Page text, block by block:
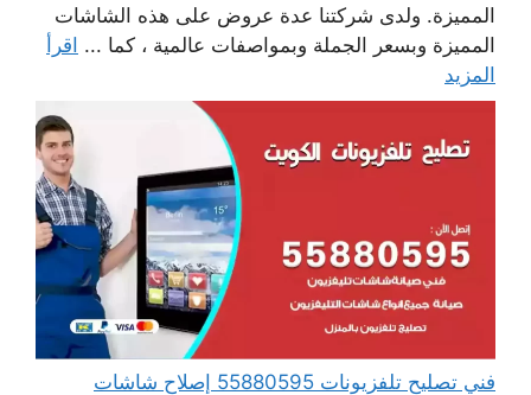
المميزة. ولدى شركتنا عدة عروض على هذه الشاشات
المميزة وبسعر الجملة وبمواصفات عالمية ، كما ... اقرأ
المزيد
فني تصليح تلفزيونات 55880595 إصلاح شاشات